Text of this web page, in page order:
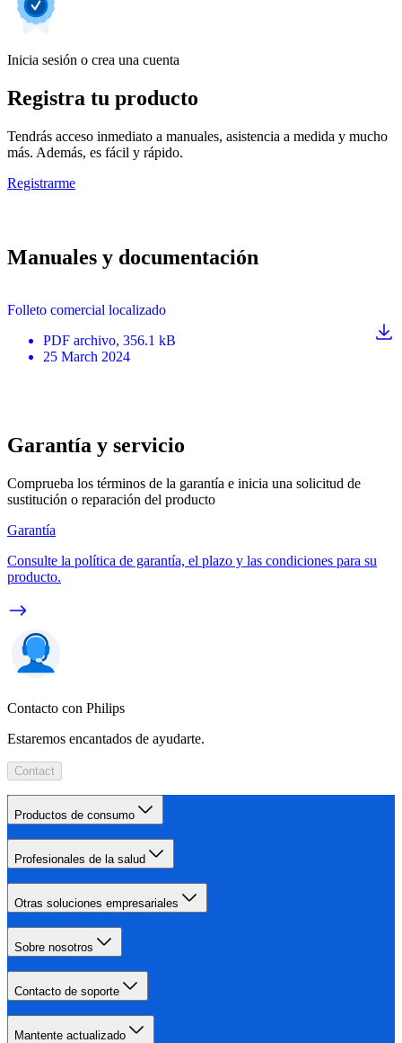
Inicia sesión o crea una cuenta
Registra tu producto
Tendrás acceso inmediato a manuales, asistencia a medida y mucho
más. Además, es fácil y rápido.
Registrarme
Manuales y documentación
Folleto comercial localizado
PDF archivo, 356.1 kB
25 March 2024
Garantía y servicio
Comprueba los términos de la garantía e inicia una solicitud de
sustitución o reparación del producto
Garantía
Consulte la política de garantía, el plazo y las condiciones para su
producto.
Contacto con Philips
Estaremos encantados de ayudarte.
Contact
Productos de consumo
Profesionales de la salud
Otras soluciones empresariales
Sobre nosotros
Contacto de soporte
Mantente actualizado